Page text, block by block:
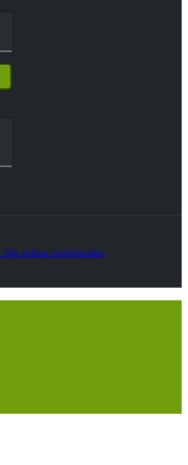
rechten voorbehouden